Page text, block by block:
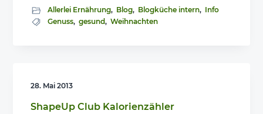
Allerlei Ernährung, Blog, Blogküche intern, Info
Genuss, gesund, Weihnachten
28. Mai 2013
ShapeUp Club Kalorienzähler